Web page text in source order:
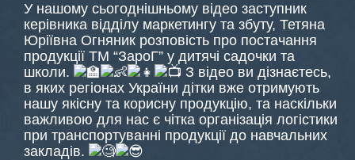
У нашому сьогоднішньому відео заступник
керівника відділу маркетингу та збуту, Тетяна
Юріївна Огняник розповість про постачання
продукції ТМ “ЗароГ” у дитячі садочки та
школи.
З відео ви дізнаєтесь,
в яких регіонах України дітки вже отримують
нашу якісну та корисну продукцію, та наскільки
важливою для нас є чітка організація логістики
при транспортуванні продукції до навчальних
закладів.